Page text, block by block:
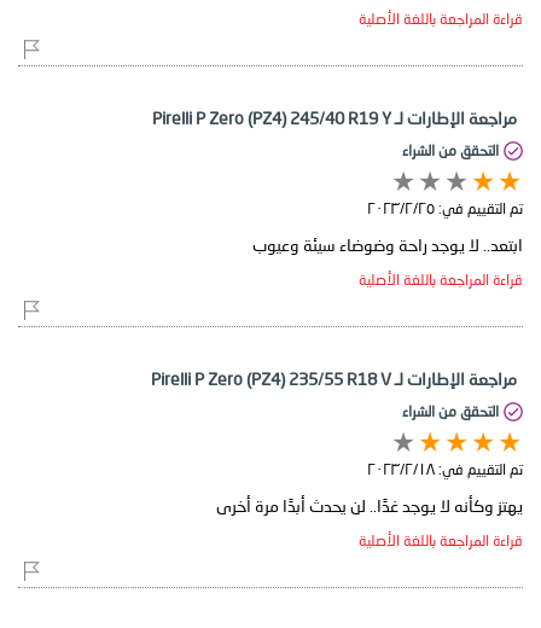
قراءة المراجعة باللغة الأصلية
مراجعة الإطارات لـ Pirelli P Zero (PZ4) 245/40 R19 Y
التحقق من الشراء
تم التقييم في: ٢٥‏/٢‏/٢٠٢٣
ابتعد.. لا يوجد راحة وضوضاء سيئة وعيوب
قراءة المراجعة باللغة الأصلية
مراجعة الإطارات لـ Pirelli P Zero (PZ4) 235/55 R18 V
التحقق من الشراء
تم التقييم في: ١٨‏/٢‏/٢٠٢٣
يهتز وكأنه لا يوجد غدًا.. لن يحدث أبدًا مرة أخرى
قراءة المراجعة باللغة الأصلية